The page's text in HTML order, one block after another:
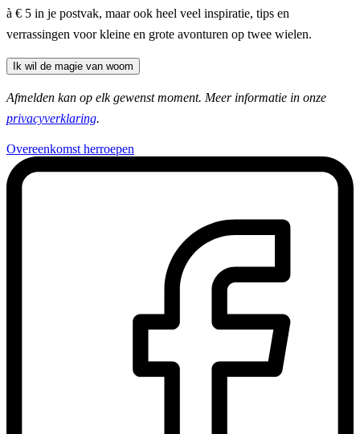
à € 5 in je postvak, maar ook heel veel inspiratie, tips en
verrassingen voor kleine en grote avonturen op twee wielen.
Ik wil de magie van woom
Afmelden kan op elk gewenst moment. Meer informatie in onze
privacyverklaring.
Overeenkomst herroepen